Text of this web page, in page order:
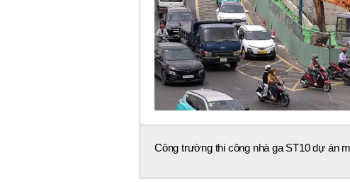
Công trường thi công nhà ga ST10 dự án